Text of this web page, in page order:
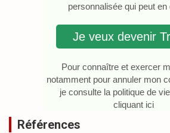
personnalisée qui peut en
Je veux devenir
Pour connaître et exercer
notamment pour annuler mon
je consulte la politique de
cliquant ici
Références